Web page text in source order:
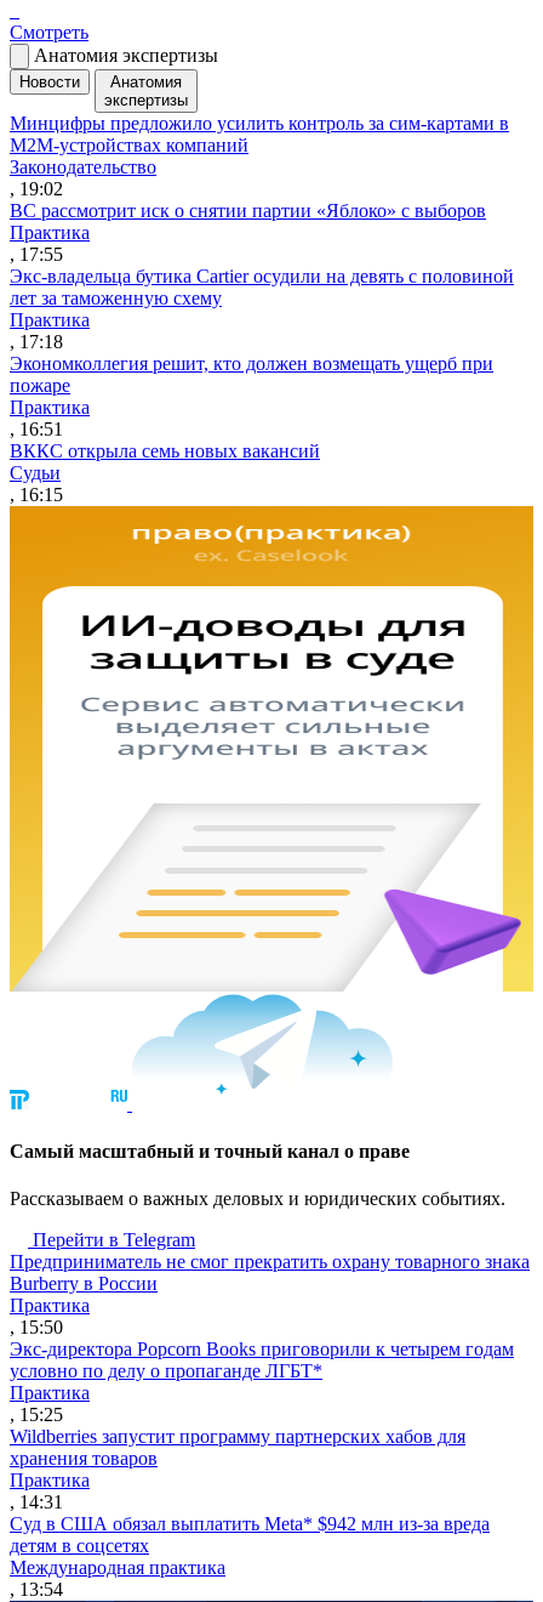
Смотреть
Анатомия экспертизы
Новости
Анатомия
экспертизы
Минцифры предложило усилить контроль за сим-картами в
M2M-устройствах компаний
Законодательство
, 19:02
ВС рассмотрит иск о снятии партии «Яблоко» с выборов
Практика
, 17:55
Экс-владельца бутика Cartier осудили на девять с половиной
лет за таможенную схему
Практика
, 17:18
Экономколлегия решит, кто должен возмещать ущерб при
пожаре
Практика
, 16:51
ВККС открыла семь новых вакансий
Судьи
, 16:15
Cамый масштабный и точный канал о праве
Рассказываем о важных деловых и юридических событиях.
Перейти в Telegram
Предприниматель не смог прекратить охрану товарного знака
Burberry в России
Практика
, 15:50
Экс-директора Popcorn Books приговорили к четырем годам
условно по делу о пропаганде ЛГБТ*
Практика
, 15:25
Wildberries запустит программу партнерских хабов для
хранения товаров
Практика
, 14:31
Суд в США обязал выплатить Meta* $942 млн из-за вреда
детям в соцсетях
Международная практика
, 13:54